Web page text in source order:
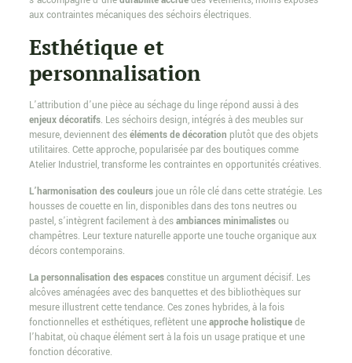
aux contraintes mécaniques des séchoirs électriques.
Esthétique et
personnalisation
L’attribution d’une pièce au séchage du linge répond aussi à des
enjeux décoratifs. Les séchoirs design, intégrés à des meubles sur
mesure, deviennent deséléments de décoration plutôt que des objets
utilitaires. Cette approche, popularisée par des boutiques comme
Atelier Industriel, transforme les contraintes en opportunités créatives.
L’harmonisation des couleursjoue un rôle clé dans cette stratégie. Les
housses de couette en lin, disponibles dans des tons neutres ou
pastel, s’intègrent facilement à desambiances minimalistesou
champêtres. Leur texture naturelle apporte une touche organique aux
décors contemporains.
La personnalisation des espacesconstitue un argument décisif. Les
alcôves aménagées avec des banquettes et des bibliothèques sur
mesure illustrent cette tendance. Ces zones hybrides, à la fois
fonctionnelles et esthétiques, reflètent uneapproche holistiquede
l’habitat, où chaque élément sert à la fois un usage pratique et une
fonction décorative.